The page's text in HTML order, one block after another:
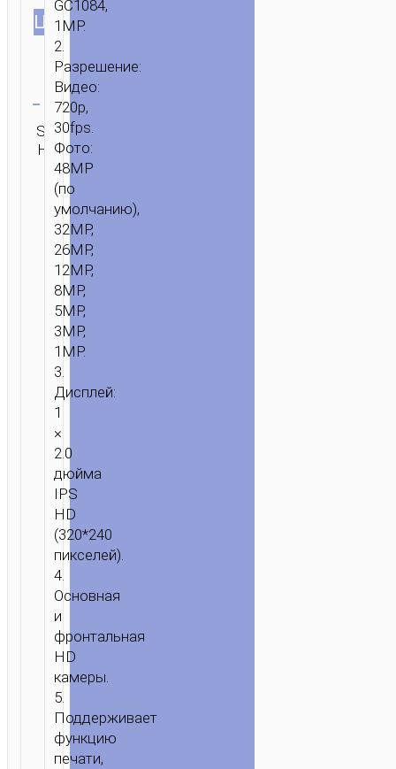
ЦВЕТ
Очистить
SKU:
Н/Д
Категория:
Камеры
GC1084,
1MP.
2.
Разрешение:
Видео:
720p,
30fps.
Фото:
48MP
(по
умолчанию),
32MP,
26MP,
12MP,
8MP,
5MP,
3MP,
1MP.
3.
Дисплей:
1
×
2.0
дюйма
IPS
HD
(320*240
пикселей).
4.
Основная
и
фронтальная
HD
камеры.
5.
Поддерживает
функцию
печати,